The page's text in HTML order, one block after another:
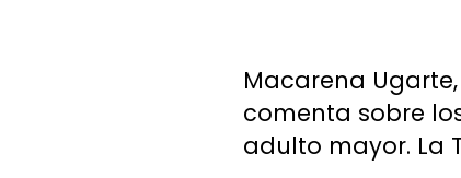
Macarena
comenta sobre
adulto mayor. La